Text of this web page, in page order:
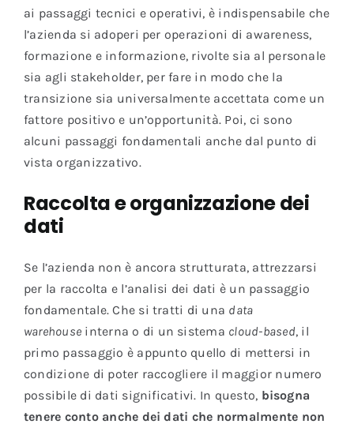
ai passaggi tecnici e operativi, è indispensabile che
l’azienda si adoperi per operazioni di awareness,
formazione e informazione, rivolte sia al personale
sia agli stakeholder, per fare in modo che la
transizione sia universalmente accettata come un
fattore positivo e un’opportunità. Poi, ci sono
alcuni passaggi fondamentali anche dal punto di
vista organizzativo.
Raccolta e organizzazione dei
dati
Se l’azienda non è ancora strutturata, attrezzarsi
per la raccolta e l’analisi dei dati è un passaggio
fondamentale. Che si tratti di una data
warehouse interna o di un sistema cloud-based, il
primo passaggio è appunto quello di mettersi in
condizione di poter raccogliere il maggior numero
possibile di dati significativi. In questo, bisogna
tenere conto anche dei dati che normalmente non